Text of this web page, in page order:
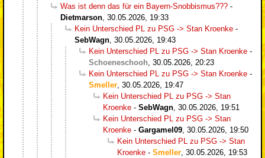
Was ist denn das für ein Bayern-Snobbismus??? -
Dietmarson 30.05.2026, 19:33
Kein Unterschied PL zu PSG -> Stan Kroenke -
SebWagn 30.05.2026, 19:43
Kein Unterschied PL zu PSG -> Stan Kroenke -
Schoeneschooh 30.05.2026, 20:23
Kein Unterschied PL zu PSG -> Stan Kroenke -
Smeller 30.05.2026, 19:47
Kein Unterschied PL zu PSG -> Stan
Kroenke - SebWagn 30.05.2026, 19:51
Kein Unterschied PL zu PSG -> Stan
Kroenke - Gargamel09 30.05.2026, 19:50
Kein Unterschied PL zu PSG -> Stan
Kroenke - Smeller 30.05.2026, 19:53